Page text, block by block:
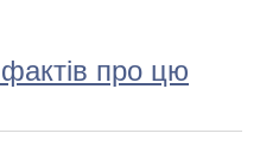
про цю